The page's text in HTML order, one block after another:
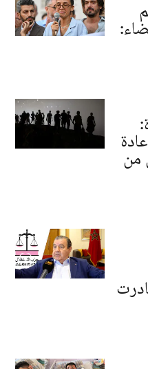
من